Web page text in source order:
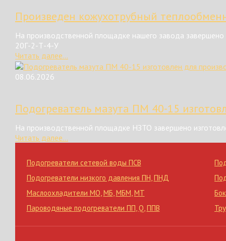
Произведен кожухотрубный
На производственной площадке нашего завода
20Г-2-Т-4-У
Читать далее...
08.06.2026
Подогреватель мазута ПМ 40-15
На производственной площадке НЗТО завершено
Читать далее...
Подогреватели сетевой воды ПСВ
Подогреватели низкого давления ПН,ПНД
Маслоохладители МО,МБ,МБМ,МТ
Пароводяные подогреватели ПП,Q,ППВ